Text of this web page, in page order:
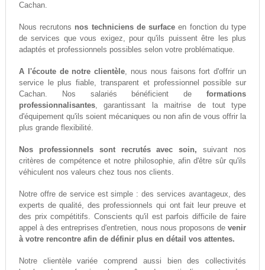
Cachan.
Nous recrutons nos techniciens de surface en fonction du type
de services que vous exigez, pour qu'ils puissent être les plus
adaptés et professionnels possibles selon votre problématique.
A l'écoute de notre clientèle, nous nous faisons fort d'offrir un
service le plus fiable, transparent et professionnel possible sur
Cachan. Nos salariés bénéficient deformations
professionnalisantes, garantissant la maitrise de tout type
d'équipement qu'ils soient mécaniques ou non afin de vous offrir la
plus grande flexibilité.
Nos professionnels sont recrutés avec soin, suivant nos
critères de compétence et notre philosophie, afin d'être sûr qu'ils
véhiculent nos valeurs chez tous nos clients.
Notre offre de service est simple : des services avantageux, des
experts de qualité, des professionnels qui ont fait leur preuve et
des prix compétitifs. Conscients qu'il est parfois difficile de faire
appel à des entreprises d'entretien, nous nous proposons devenir
à votre rencontre afin de définir plus en détail vos attentes.
Notre clientèle variée comprend aussi bien des collectivités